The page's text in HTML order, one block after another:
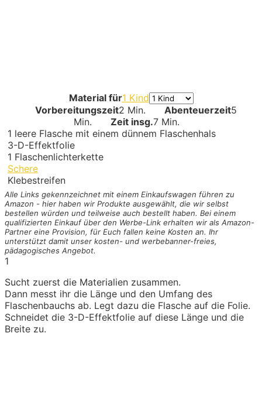
Material für1 Kind
Vorbereitungszeit2 Min. Abenteuerzeit5
Min.
Zeit insg.7 Min.
1 leere Flasche mit einem dünnem Flaschenhals
3-D-Effektfolie
1 Flaschenlichterkette
Schere
Klebestreifen
Alle Links gekennzeichnet mit einem Einkaufswagen führen zu
Amazon - hier haben wir Produkte ausgewählt, die wir selbst
bestellen würden und teilweise auch bestellt haben. Bei einem
qualifizierten Einkauf über den Werbe-Link erhalten wir als Amazon-
Partner eine Provision, für Euch fallen keine Kosten an. Ihr
unterstützt damit unser kosten- und werbebanner-freies,
pädagogisches Angebot.
1
Sucht zuerst die Materialien zusammen.
Dann messt ihr die Länge und den Umfang des
Flaschenbauchs ab. Legt dazu die Flasche auf die Folie.
Schneidet die 3-D-Effektfolie auf diese Länge und die
Breite zu.